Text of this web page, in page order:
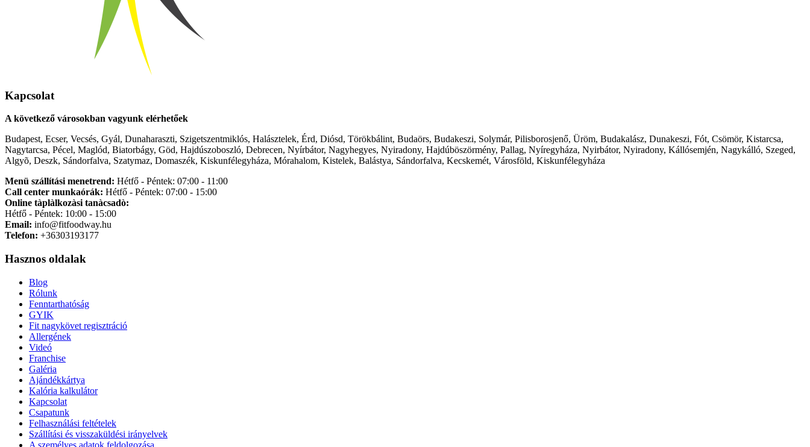
Kapcsolat
A következő városokban vagyunk elérhetőek
Budapest, Ecser, Vecsés, Gyál, Dunaharaszti, Szigetszentmiklós, Halásztelek, Érd, Diósd, Törökbálint, Budaörs, Budakeszi, Solymár, Pilisborosjenő, Üröm, Budakalász, Dunakeszi, Fót, Csömör, Kistarcsa,
Nagytarcsa, Pécel, Maglód, Biatorbágy, Göd, Hajdúszoboszló, Debrecen, Nyírbátor, Nagyhegyes, Nyiradony, Hajdúböszörmény, Pallag, Nyíregyháza, Nyirbátor, Nyiradony, Kállósemjén, Nagykálló, Szeged,
Algyõ, Deszk, Sándorfalva, Szatymaz, Domaszék, Kiskunfélegyháza, Mórahalom, Kistelek, Balástya, Sándorfalva, Kecskemét, Városföld, Kiskunfélegyháza
Menü szállítási menetrend: Hétfő - Péntek: 07:00 - 11:00
Call center munkaórák: Hétfő - Péntek: 07:00 - 15:00
Online tàplàlkozàsi tanàcsadò:
Hétfő - Péntek: 10:00 - 15:00
Email: info@fitfoodway.hu
Telefon: +36303193177
Hasznos oldalak
Blog
Rólunk
Fenntarthatóság
GYIK
Fit nagykövet regisztráció
Allergének
Videó
Franchise
Galéria
Ajándékkártya
Kalória kalkulátor
Kapcsolat
Csapatunk
Felhasználási feltételek
Szállítási és visszaküldési irányelvek
A személyes adatok feldolgozása